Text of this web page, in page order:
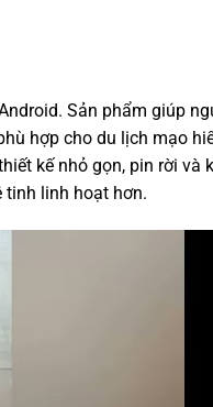
Sản phẩm giúp
hợp cho du lịch mạo
kế nhỏ gọn, pin rời và
tinh linh hoạt hơn.